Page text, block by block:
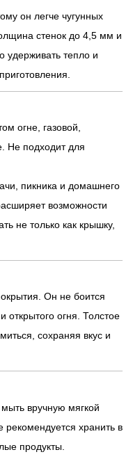
он легче чугунных
стенок до 4,5 мм и
удерживать тепло и
огне, газовой,
Не подходит для
пикника и домашнего
возможности
не только как крышку,
Он не боится
открытого огня. Толстое
сохраняя вкус и
вручную мягкой
рекомендуется хранить в
продукты.